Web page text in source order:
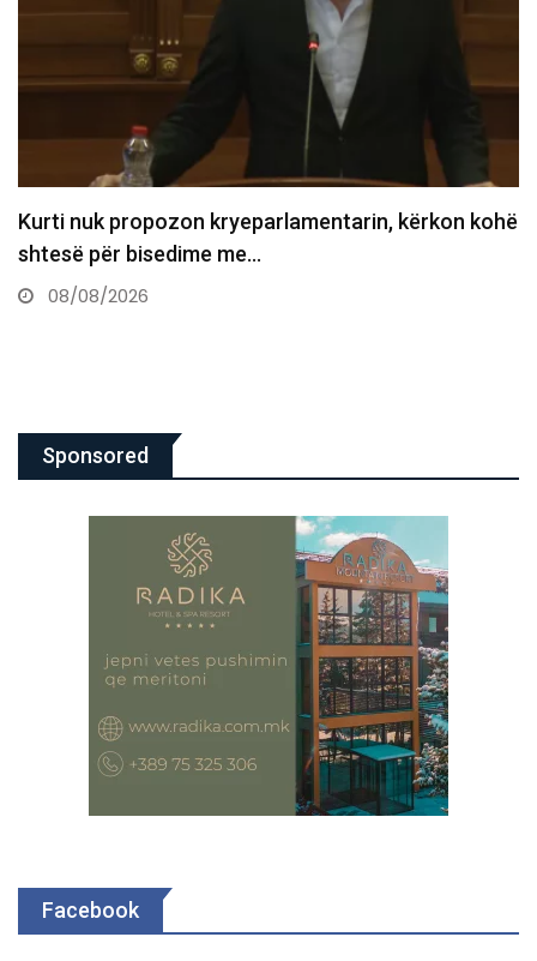
Kaos në seancë, Time Kadriaj e gjuan me vezë
drejt…
08/08/2026
Sponsored
Facebook